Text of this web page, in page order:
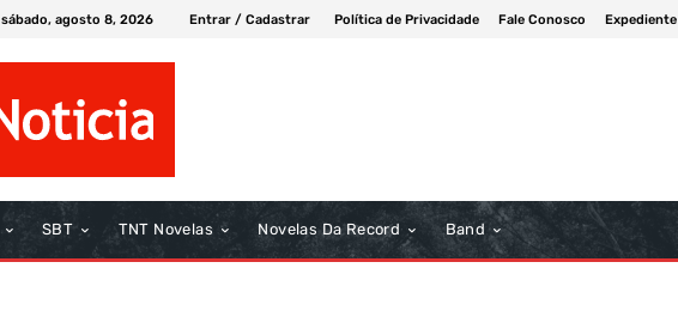
sábado, agosto 8, 2026 Entrar / Cadastrar Política de Privacidade Fale Conosco Expediente
SBT TNT Novelas Novelas Da Record Band